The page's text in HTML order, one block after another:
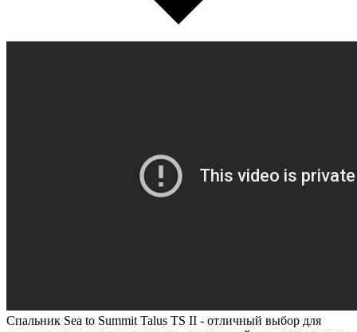
Спальник Sea to Summit Talus TS II - отличный выбор для